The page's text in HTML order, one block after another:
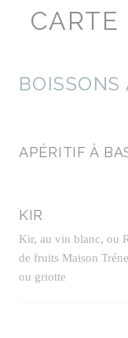
CARTE
BOISSONS
APÉRITIF À
KIR
Kir, au vin blanc, ou
de fruits Maison
ou griotte